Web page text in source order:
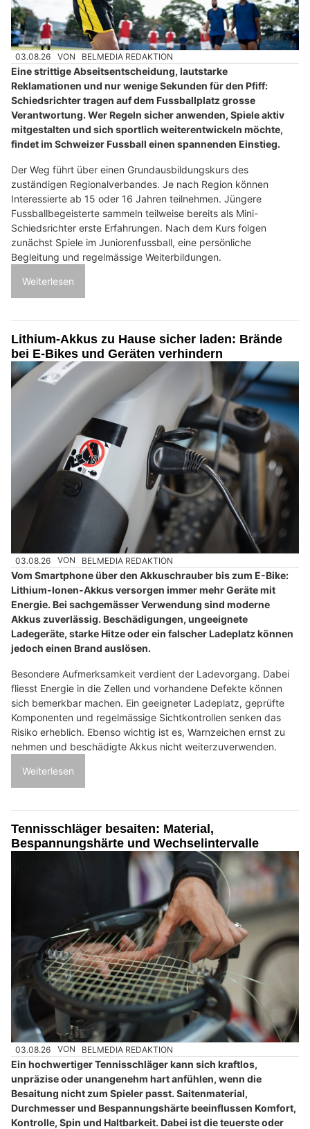
03.08.26 VON BELMEDIA REDAKTION
Eine strittige Abseitsentscheidung, lautstarke
Reklamationen und nur wenige Sekunden für den Pfiff:
Schiedsrichter tragen auf dem Fussballplatz grosse
Verantwortung. Wer Regeln sicher anwenden, Spiele aktiv
mitgestalten und sich sportlich weiterentwickeln möchte,
findet im Schweizer Fussball einen spannenden Einstieg.
Der Weg führt über einen Grundausbildungskurs des
zuständigen Regionalverbandes. Je nach Region können
Interessierte ab 15 oder 16 Jahren teilnehmen. Jüngere
Fussballbegeisterte sammeln teilweise bereits als Mini-
Schiedsrichter erste Erfahrungen. Nach dem Kurs folgen
zunächst Spiele im Juniorenfussball, eine persönliche
Begleitung und regelmässige Weiterbildungen.
Weiterlesen
Lithium-Akkus zu Hause sicher laden: Brände
bei E-Bikes und Geräten verhindern
03.08.26 VON BELMEDIA REDAKTION
Vom Smartphone über den Akkuschrauber bis zum E-Bike:
Lithium-Ionen-Akkus versorgen immer mehr Geräte mit
Energie. Bei sachgemässer Verwendung sind moderne
Akkus zuverlässig. Beschädigungen, ungeeignete
Ladegeräte, starke Hitze oder ein falscher Ladeplatz können
jedoch einen Brand auslösen.
Besondere Aufmerksamkeit verdient der Ladevorgang. Dabei
fliesst Energie in die Zellen und vorhandene Defekte können
sich bemerkbar machen. Ein geeigneter Ladeplatz, geprüfte
Komponenten und regelmässige Sichtkontrollen senken das
Risiko erheblich. Ebenso wichtig ist es, Warnzeichen ernst zu
nehmen und beschädigte Akkus nicht weiterzuverwenden.
Weiterlesen
Tennisschläger besaiten: Material,
Bespannungshärte und Wechselintervalle
03.08.26 VON BELMEDIA REDAKTION
Ein hochwertiger Tennisschläger kann sich kraftlos,
unpräzise oder unangenehm hart anfühlen, wenn die
Besaitung nicht zum Spieler passt. Saitenmaterial,
Durchmesser und Bespannungshärte beeinflussen Komfort,
Kontrolle, Spin und Haltbarkeit. Dabei ist die teuerste oder